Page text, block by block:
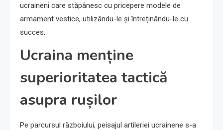
ucraineni care stăpânesc cu pricepere modele de
armament vestice, utilizându-le și întreținându-le cu
succes.
Ucraina menține
superioritatea tactică
asupra rușilor
Pe parcursul războiului, peisajul artileriei ucrainene s-a